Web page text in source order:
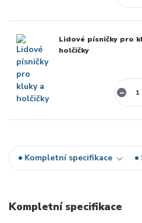
Lidové písničky pro
holčičky
Kompletní specifikace
Kompletní specifikace